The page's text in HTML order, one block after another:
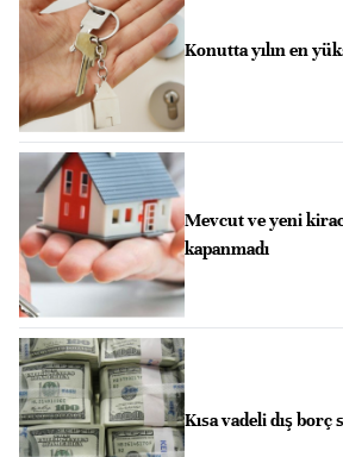
Konutta yılın en
Mevcut ve yeni
kapanmadı
Kısa vadeli dış borç